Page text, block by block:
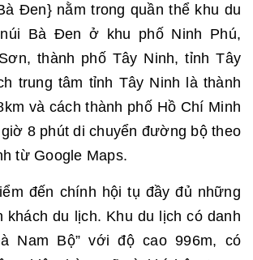
Đen} nằm trong quần thể khu du
Bà Đen ở khu phố Ninh Phú,
thành phố Tây Ninh, tỉnh Tây
trung tâm tỉnh Tây Ninh là thành
và cách thành phố Hồ Chí Minh
8 phút di chuyển đường bộ theo
từ Google Maps.
đến chính hội tụ đầy đủ những
khách du lịch. Khu du lịch có danh
Nam Bộ” với độ cao 996m, có